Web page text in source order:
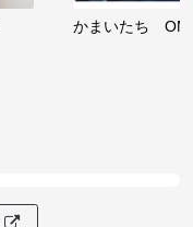
かまいたち